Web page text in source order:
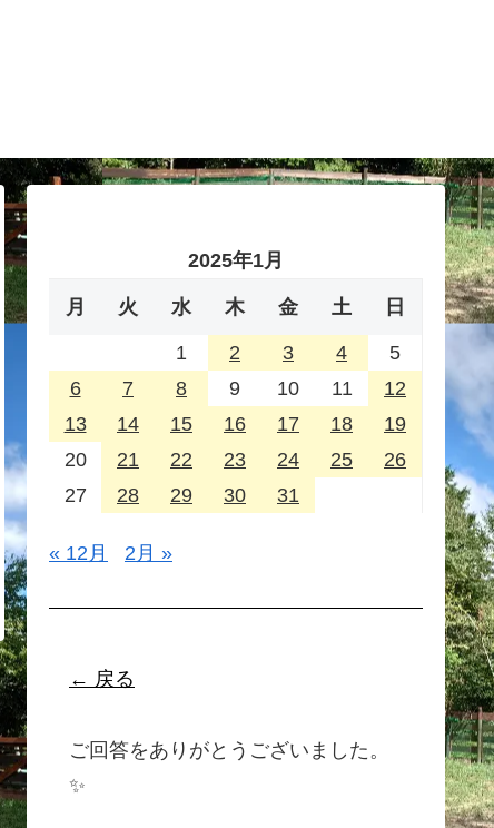
2025年1月
月 火 水 木 金 土 日
1 2 3 4
5
6
7 8 9 10 11
12
13
14 15 16 17 18
19
20
21 22 23 24 25
26
27
28 29 30 31
« 12月 2月 »
← 戻る
ご回答をありがとうございました。
✨